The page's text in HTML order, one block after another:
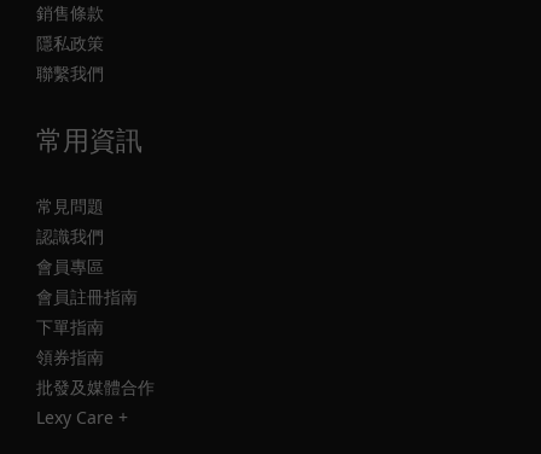
銷售條款
隱私政策
聯繫我們
常用資訊
常見問題
認識我們
會員專區
會員註冊指南
下單指南
領券指南
批發及媒體合作
Lexy Care +